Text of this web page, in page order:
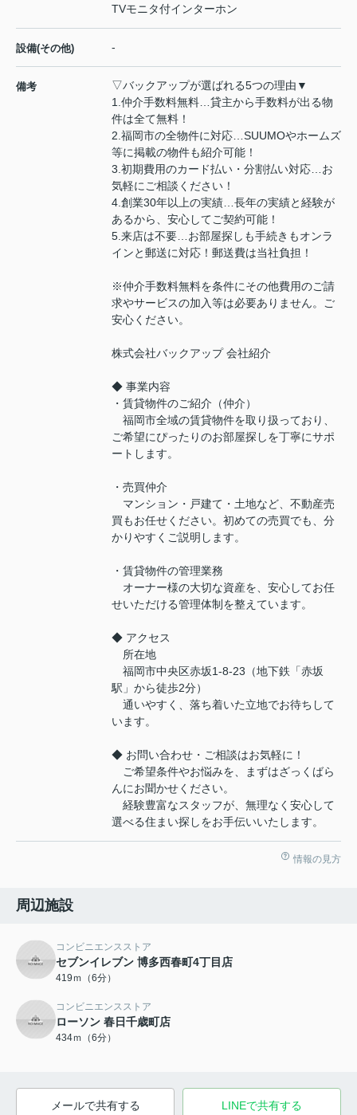
TVモニタ付インターホン
設備(その他) -
備考
▽バックアップが選ばれる5つの理由▼
1.仲介手数料無料…貸主から手数料が出る物
件は全て無料！
2.福岡市の全物件に対応…SUUMOやホームズ
等に掲載の物件も紹介可能！
3.初期費用のカード払い・分割払い対応…お
気軽にご相談ください！
4.創業30年以上の実績…長年の実績と経験が
あるから、安心してご契約可能！
5.来店は不要…お部屋探しも手続きもオンラ
インと郵送に対応！郵送費は当社負担！
※仲介手数料無料を条件にその他費用のご請
求やサービスの加入等は必要ありません。ご
安心ください。
株式会社バックアップ 会社紹介
◆ 事業内容
・賃貸物件のご紹介（仲介）
福岡市全域の賃貸物件を取り扱っており、
ご希望にぴったりのお部屋探しを丁寧にサポ
ートします。
・売買仲介
マンション・戸建て・土地など、不動産売
買もお任せください。初めての売買でも、分
かりやすくご説明します。
・賃貸物件の管理業務
オーナー様の大切な資産を、安心してお任
せいただける管理体制を整えています。
◆ アクセス
所在地
福岡市中央区赤坂1-8-23（地下鉄「赤坂
駅」から徒歩2分）
通いやすく、落ち着いた立地でお待ちして
います。
◆ お問い合わせ・ご相談はお気軽に！
ご希望条件やお悩みを、まずはざっくばら
んにお聞かせください。
経験豊富なスタッフが、無理なく安心して
選べる住まい探しをお手伝いいたします。
情報の見方
周辺施設
コンビニエンスストア
セブンイレブン 博多西春町4丁目店
419ｍ（6分）
コンビニエンスストア
ローソン 春日千歳町店
434ｍ（6分）
メールで共有する LINEで共有する